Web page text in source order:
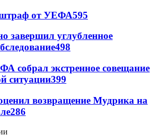
от УЕФА595
завершил углубленное
498
собрал экстренное совещание
ситуации399
возвращение Мудрика на
286